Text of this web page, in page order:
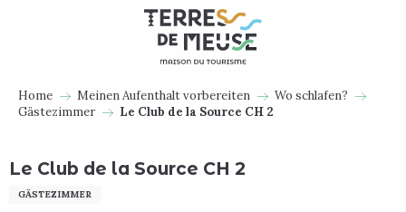
Home Meinen Aufenthalt vorbereiten
Wo schlafen?
Gästezimmer
Le Club de la Source CH 2
Le Club de la Source CH 2
GÄSTEZIMMER